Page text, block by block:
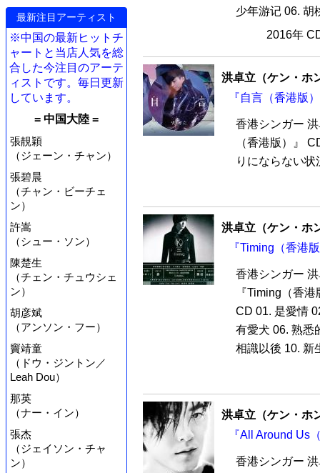
最新注目アーティスト
※中国の最新ヒットチ
ャートと当店人気を総
合した今注目のアーテ
ィストです。毎日更新
しています。
= 中国大陸 =
張靚穎
（ジェーン・チャン）
張碧晨
（チャン・ビーチェ
ン）
許嵩
（シュー・ソン）
陳楚生
（チェン・チュウシェ
ン）
胡彦斌
（アンソン・フー）
竇靖童
（ドウ・ジントン／
Leah Dou）
那英
（ナー・イン）
張杰
（ジェイソン・チャ
ン）
少年游记 06. 胡
2016年
洪卓立（ケン・ホ
『自言（香港版
香港シンガー
（香港版）』
りにならない
洪卓立（ケン・ホ
『Timing（香港
香港シンガー
『Timing（香
CD 01. 是愛情
有愛犬 06. 熟悉
相識以後 10. 新
洪卓立（ケン・ホ
『All Around Us
香港シンガー